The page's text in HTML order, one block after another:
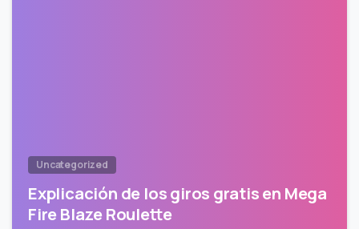
Uncategorized
Explicación de los giros gratis en Mega
Fire Blaze Roulette